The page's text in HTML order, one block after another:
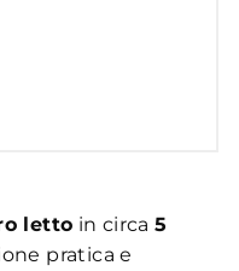
letto in circa5
pratica e